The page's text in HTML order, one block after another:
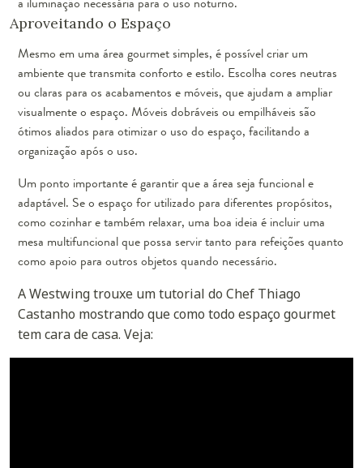
Aproveitando o Espaço
Mesmo em uma área gourmet simples, é possível criar um
ambiente que transmita conforto e estilo. Escolha cores neutras
ou claras para os acabamentos e móveis, que ajudam a ampliar
visualmente o espaço. Móveis dobráveis ou empilháveis são
ótimos aliados para otimizar o uso do espaço, facilitando a
organização após o uso.
Um ponto importante é garantir que a área seja funcional e
adaptável. Se o espaço for utilizado para diferentes propósitos,
como cozinhar e também relaxar, uma boa ideia é incluir uma
mesa multifuncional que possa servir tanto para refeições quanto
como apoio para outros objetos quando necessário.
A Westwing trouxe um tutorial do Chef Thiago
Castanho mostrando que como todo espaço gourmet
tem cara de casa. Veja: